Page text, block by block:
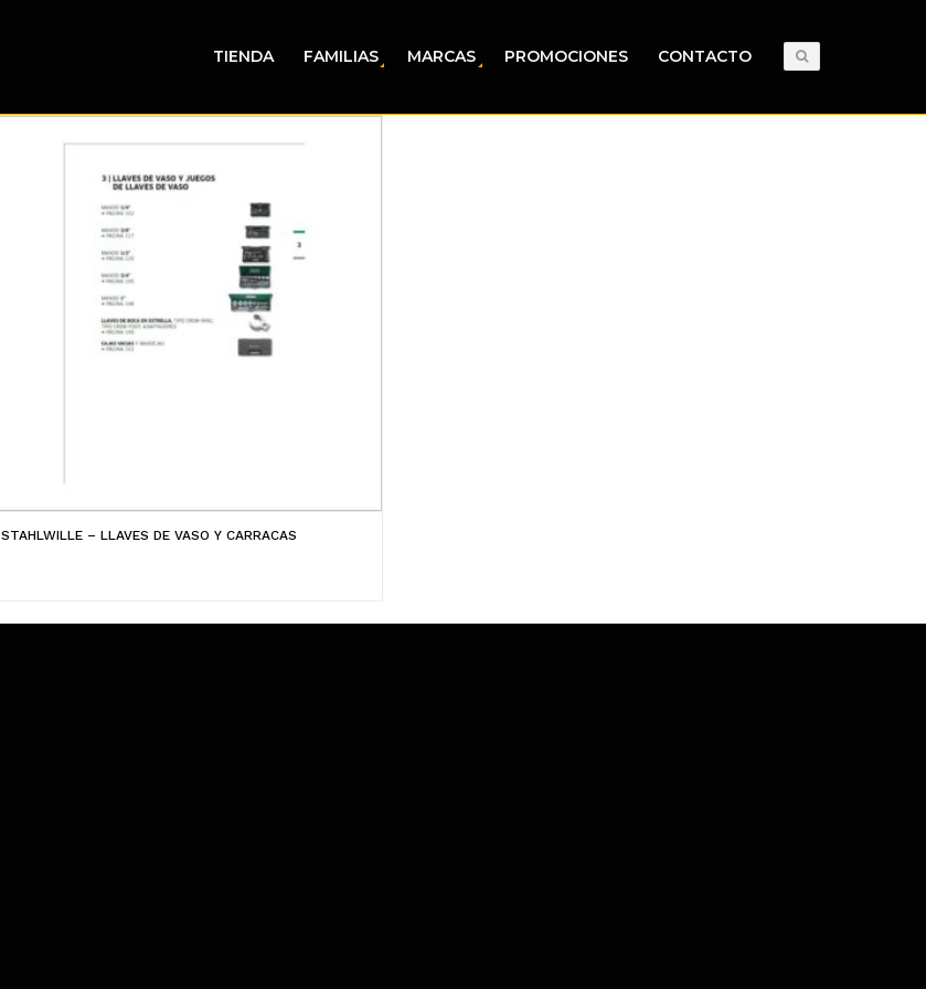
TIENDA FAMILIAS MARCAS PROMOCIONES CONTACTO
STAHLWILLE – LLAVES DE VASO Y CARRACAS